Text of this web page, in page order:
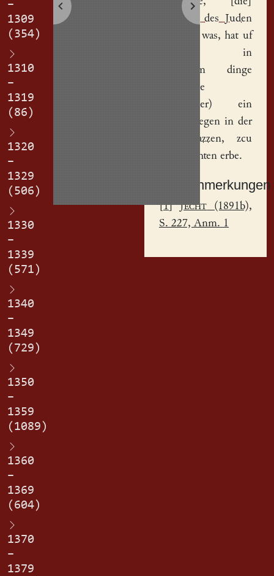
–
1309
(354)
1310
–
1319
(86)
1320
–
1329
(506)
1330
–
1339
(571)
1340
–
1349
(729)
1350
–
1359
(1089)
1360
–
1369
(604)
1370
–
1379
Johannis des Juden
tocht(er) was, hat uf
gegeben in
jehegetem dinge
Heinriche
Salzshut(er) ein
erbe, gelegen in der
Knie gazzen, zcu
eime rechten erbe.
Sachanmerkungen
[1]Jecht (1891b),
S. 227, Anm. 1